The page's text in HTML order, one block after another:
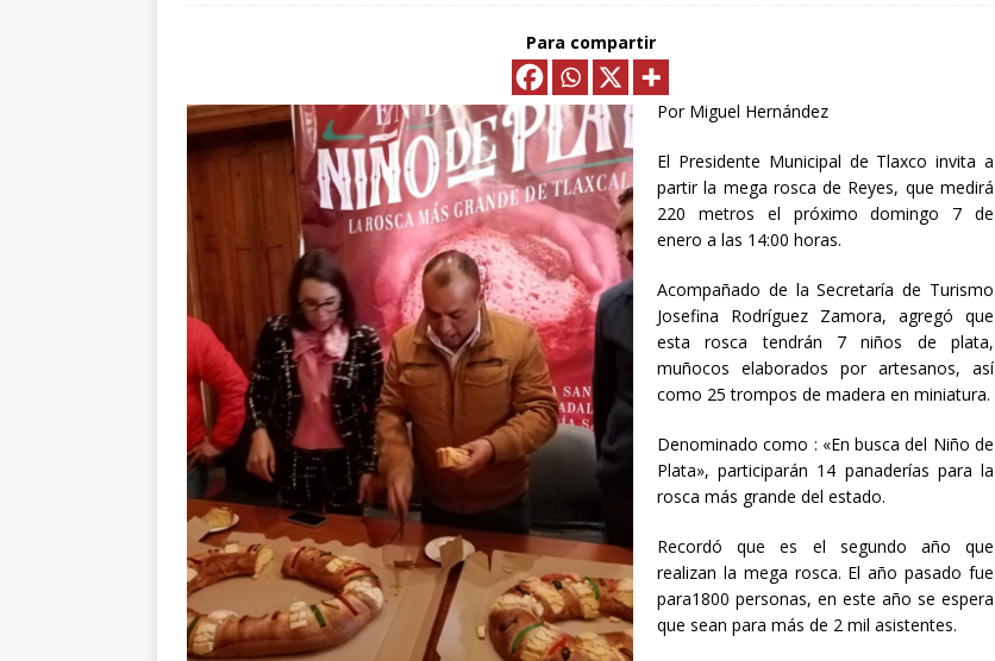
EN CRÉDITOS*
*PRESIDENTA CLAUDIA SHEINBAUM PRESENTA COMITÉ DE CIENTÍFICOS
Y ESPECIALISTAS QUE ANALIZARÁN LA EXPLOTACIÓN DE GAS NATURAL NO
CONVENCIONAL PARA FORTALECER LA SOBERANÍA ENERGÉTICA*
[ abril 15, 2026 ] Presenta Ray Vázquez iniciativa para proteger a mujeres de violencia
digital con IA
[ abril 13, 2026 ] No es tiempo de simulaciones, sino de acompañar a la Presidenta:
Ana Lilia Rivera
ESTADOS
[ abril 13, 2026 ] Confirma Claudia Sheinbaum asistencia a la cumbre en España;
discutirán paz, soberanía y dignidad
[ abril 13, 2026 ] CLAUDIA SHEINBAUM Y LORENA CUÉLLAR INAUGURAN UNIVERSIDAD
“ROSARIO CASTELLANOS” EN TEOLOCHOLCO
MUNICIPIOS
[ abril 30, 2024 ] Lotería del Bicentenario del Senado de la República
UNCATEGORIZED
Para compartir
Por Miguel Hernández
El Presidente Municipal de Tlaxco invita a
partir la mega rosca de Reyes, que medirá
220 metros el próximo domingo 7 de
enero a las 14:00 horas.
Acompañado de la Secretaría de Turismo
Josefina Rodríguez Zamora, agregó que
esta rosca tendrán 7 niños de plata,
muñocos elaborados por artesanos, así
como 25 trompos de madera en miniatura.
Denominado como : «En busca del Niño de
Plata», participarán 14 panaderías para la
rosca más grande del estado.
Recordó que es el segundo año que
realizan la mega rosca. El año pasado fue
para1800 personas, en este año se espera
que sean para más de 2 mil asistentes.